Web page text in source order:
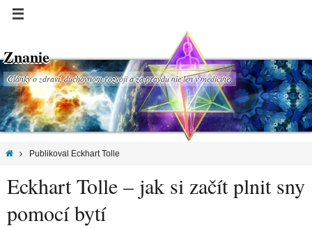
Znanie
Články o zdraví, duchovnom rozvoji a za pravdu nie len v medicíne.
Publikoval Eckhart Tolle
Eckhart Tolle – jak si začít plnit sny
pomocí bytí